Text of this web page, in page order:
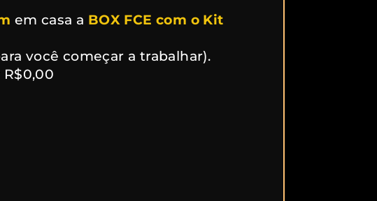
em casa a BOX FCE com o Kit
você começar a trabalhar).